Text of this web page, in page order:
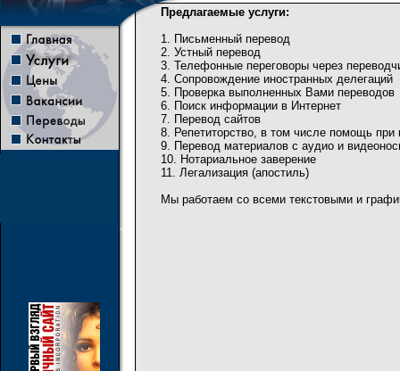
Предлагаемые услуги:
1. Письменный перевод
2. Устный перевод
3. Телефонные переговоры через
4. Сопровождение иностранных делегаций
5. Проверка выполненных Вами переводов
6. Поиск информации в Интернет
7. Перевод сайтов
8. Репетиторство, в том числе помощь при
9. Перевод материалов с аудио и
10. Нотариальное заверение
11. Легализация (апостиль)
Мы работаем со всеми текстовыми и